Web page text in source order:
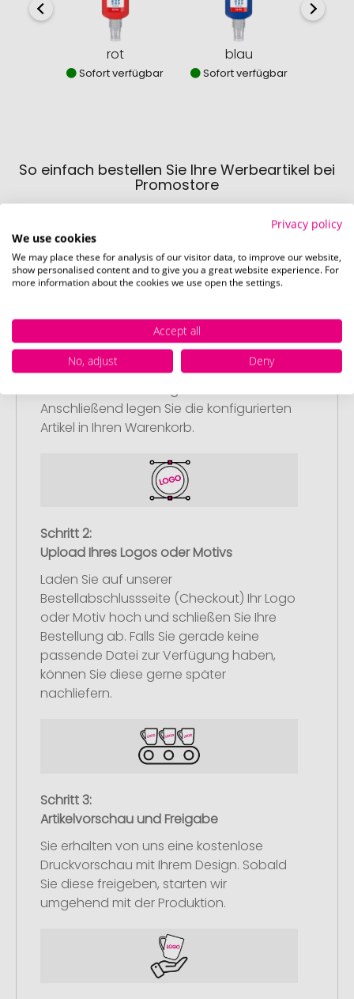
rot
Sofort verfügbar
blau
Sofort verfügbar
So einfach bestellen Sie Ihre Werbeartikel bei
Promostore
Artikelkonfiguration
Wählen Sie Ihre gewünschten
Werbeartikel aus und passen Sie diese
nach Ihren Vorstellungen an.
Anschließend legen Sie die konfigurierten
Artikel in Ihren Warenkorb.
Schritt 2:
Upload Ihres Logos oder Motivs
Laden Sie auf unserer
Bestellabschlussseite (Checkout) Ihr Logo
oder Motiv hoch und schließen Sie Ihre
Bestellung ab. Falls Sie gerade keine
passende Datei zur Verfügung haben,
können Sie diese gerne später
nachliefern.
Schritt 3:
Artikelvorschau und Freigabe
Sie erhalten von uns eine kostenlose
Druckvorschau mit Ihrem Design. Sobald
Sie diese freigeben, starten wir
umgehend mit der Produktion.
Privacy policy
We use cookies
We may place these for analysis of our visitor data, to improve our website,
show personalised content and to give you a great website experience. For
more information about the cookies we use open the settings.
Accept all
No, adjust
Deny